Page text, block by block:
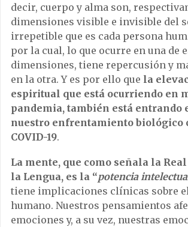
decir, cuerpo y alma son,
dimensiones visible e invisible del
irrepetible que es cada persona
por la cual, lo que ocurre en una de
dimensiones, tiene repercusión y
en la otra. Y es por ello que la
espiritual que está ocurriendo en
pandemia, también está entrando
nuestro enfrentamiento biológico
COVID-19.
La mente, que como señala la
la Lengua, es la “potencia
tiene implicaciones clínicas sobre
humano. Nuestros pensamientos
emociones y, a su vez, nuestras